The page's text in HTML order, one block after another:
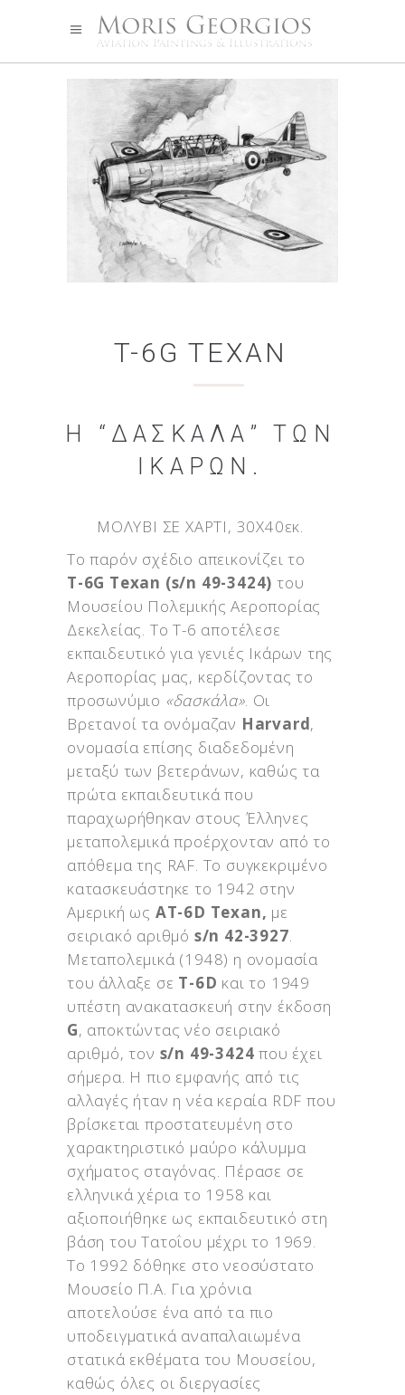
T-6G TEXAN
Η “ΔΑΣΚΆΛΑ” ΤΩΝ
ΙΚΆΡΩΝ.
ΜΟΛΥΒΙ ΣΕ ΧΑΡΤΙ, 30X40εκ.
Το παρόν σχέδιο απεικονίζει το
Τ-6G Texan (s/n 49-3424) του
Μουσείου Πολεμικής Αεροπορίας
Δεκελείας. Το Τ-6 αποτέλεσε
εκπαιδευτικό για γενιές Ικάρων της
Αεροπορίας μας, κερδίζοντας το
προσωνύμιο «δασκάλα». Οι
Βρετανοί τα ονόμαζαν Harvard,
ονομασία επίσης διαδεδομένη
μεταξύ των βετεράνων, καθώς τα
πρώτα εκπαιδευτικά που
παραχωρήθηκαν στους Έλληνες
μεταπολεμικά προέρχονταν από το
απόθεμα της RAF. Το συγκεκριμένο
κατασκευάστηκε το 1942 στην
Αμερική ως AT-6D Texan, με
σειριακό αριθμό s/n 42-3927.
Μεταπολεμικά (1948) η ονομασία
του άλλαξε σε Τ-6D και το 1949
υπέστη ανακατασκευή στην έκδοση
G, αποκτώντας νέο σειριακό
αριθμό, τον s/n 49-3424 που έχει
σήμερα. Η πιο εμφανής από τις
αλλαγές ήταν η νέα κεραία RDF που
βρίσκεται προστατευμένη στο
χαρακτηριστικό μαύρο κάλυμμα
σχήματος σταγόνας. Πέρασε σε
ελληνικά χέρια το 1958 και
αξιοποιήθηκε ως εκπαιδευτικό στη
βάση του Τατοΐου μέχρι το 1969.
Το 1992 δόθηκε στο νεοσύστατο
Μουσείο Π.Α. Για χρόνια
αποτελούσε ένα από τα πιο
υποδειγματικά αναπαλαιωμένα
στατικά εκθέματα του Μουσείου,
καθώς όλες οι διεργασίες